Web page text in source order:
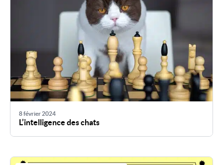
8 février 2024
L’intelligence des chats